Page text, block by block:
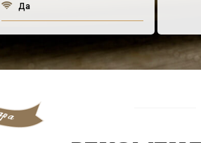
Да